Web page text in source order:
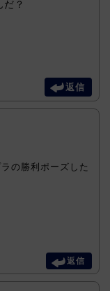
？
返信
の勝利ポーズした
返信